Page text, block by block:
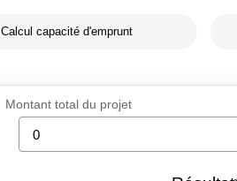
Calcul capacité d'emprunt